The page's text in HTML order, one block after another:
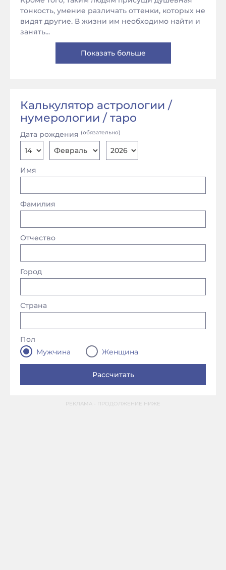
тонкость, умение различать оттенки, которых не
видят другие. В жизни им необходимо найти и
занять...
Показать больше
Калькулятор астрологии /
нумерологии / таро
Имя
Фамилия
Отчество
Дата рождения (обязательно)
Страна
Город
Пол
Мужчина
Женщина
РЕКЛАМА - ПРОДОЛЖЕНИЕ НИЖЕ